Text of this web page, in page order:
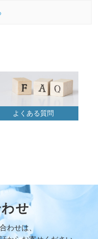
よくある質問
せ
わせは、